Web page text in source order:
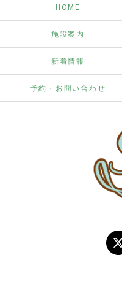
HOME
施設案内
新着情報
予約・お問い合わせ